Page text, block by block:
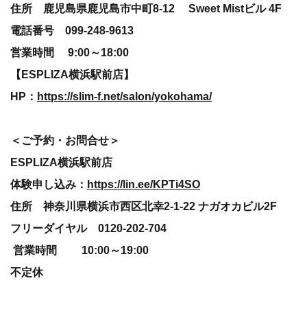
住所 鹿児島県鹿児島市中町8-12 Sweet Mistビル 4F
電話番号 099-248-9613
営業時間 9:00～18:00
【ESPLIZA横浜駅前店】
HP： https://slim-f.net/salon/yokohama/
＜ご予約・お問合せ＞
ESPLIZA横浜駅前店
体験申し込み： https://lin.ee/KPTi4SO
住所 神奈川県横浜市西区北幸2-1-22 ナガオカビル2F
フリーダイヤル 0120-202-704
営業時間 10:00～19:00
不定休